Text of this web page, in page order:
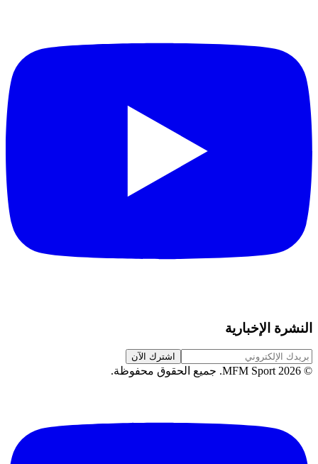
النشرة الإخبارية
اشترك الآن
©
2026 جميع الحقوق محفوظة.